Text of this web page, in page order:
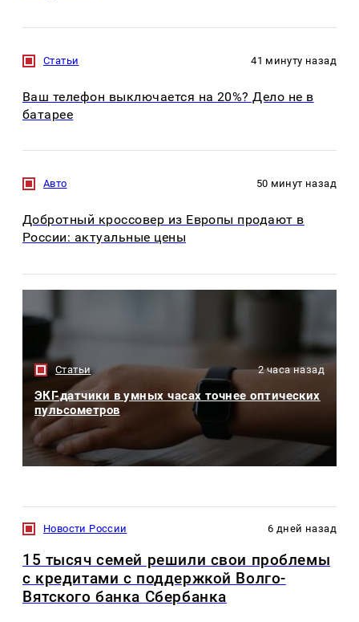
Статьи 41 минуту назад
Ваш телефон выключается на 20%? Дело не в
батарее
Авто 50 минут назад
Добротный кроссовер из Европы продают в
России: актуальные цены
Статьи 2 часа назад
ЭКГ-датчики в умных часах точнее оптических
пульсометров
Новости России 6 дней назад
15 тысяч семей решили свои проблемы
с кредитами с поддержкой Волго-
Вятского банка Сбербанка